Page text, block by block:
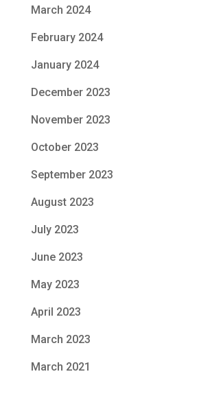
March 2024
February 2024
January 2024
December 2023
November 2023
October 2023
September 2023
August 2023
July 2023
June 2023
May 2023
April 2023
March 2023
March 2021